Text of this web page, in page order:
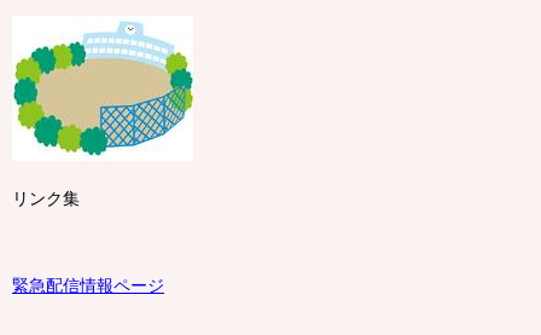
リンク集
緊急配信情報ページ